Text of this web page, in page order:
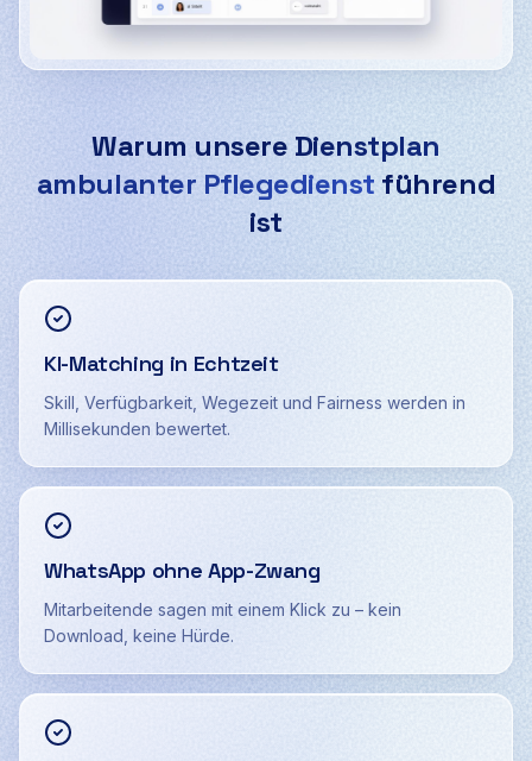
Screenshot des Ausfallmanager-Dashboards: KI-
Warum unsereDienstplan
ambulanter Pflegedienstführend
ist
KI-Matching in Echtzeit
Skill, Verfügbarkeit, Wegezeit und Fairness werden in
Millisekunden bewertet.
WhatsApp ohne App-Zwang
Mitarbeitende sagen mit einem Klick zu – kein
Download, keine Hürde.